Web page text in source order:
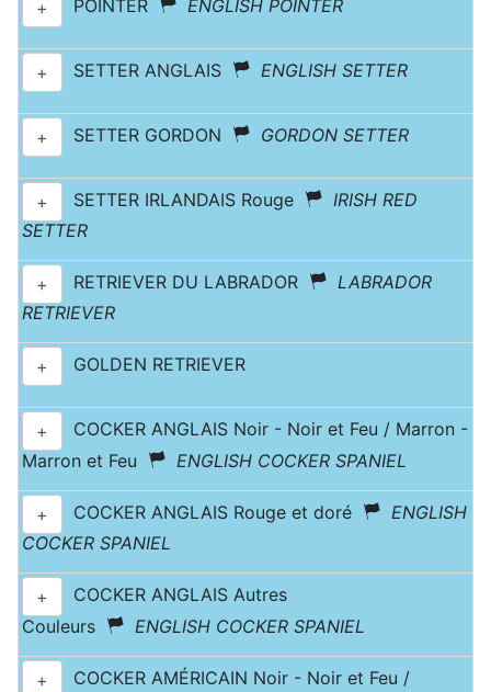
+ POINTER ENGLISH POINTER
+ SETTER ANGLAIS ENGLISH SETTER
+ SETTER GORDON GORDON SETTER
+ SETTER IRLANDAIS Rouge
IRISH RED
SETTER
+ RETRIEVER DU LABRADOR
LABRADOR
RETRIEVER
+ GOLDEN RETRIEVER
+
COCKER ANGLAIS Noir - Noir et Feu / Marron -
Marron et Feu
ENGLISH COCKER SPANIEL
+ COCKER ANGLAIS Rouge et doré
ENGLISH
COCKER SPANIEL
+
COCKER ANGLAIS Autres
Couleurs
ENGLISH COCKER SPANIEL
+
COCKER AMÉRICAIN Noir - Noir et Feu /